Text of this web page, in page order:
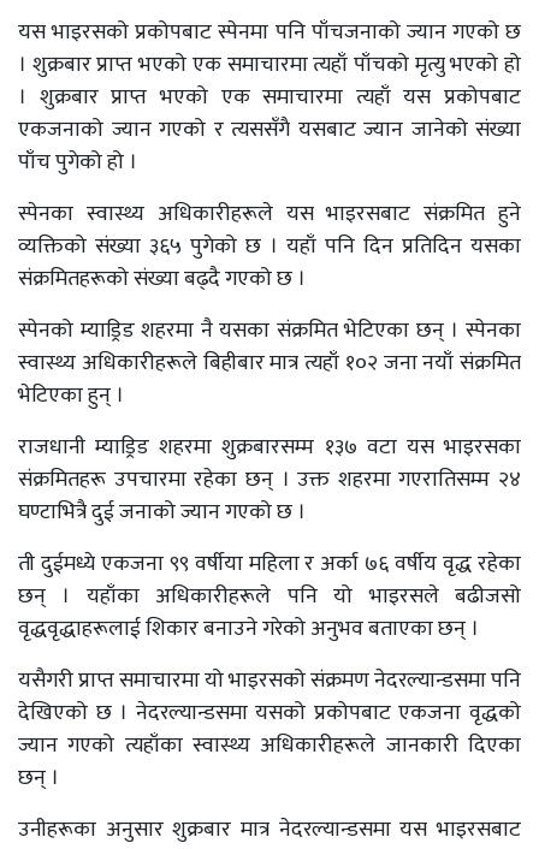
यस भाइरसको प्रकोपबाट स्पेनमा पनि पाँचजनाको ज्यान गएको छ
। शुक्रबार प्राप्त भएको एक समाचारमा त्यहाँ पाँचको मृत्यु भएको हो
। शुक्रबार प्राप्त भएको एक समाचारमा त्यहाँ यस प्रकोपबाट
एकजनाको ज्यान गएको र त्यससँगै यसबाट ज्यान जानेको संख्या
पाँच पुगेको हो ।
स्पेनका स्वास्थ्य अधिकारीहरूले यस भाइरसबाट संक्रमित हुने
व्यक्तिको संख्या ३६५ पुगेको छ । यहाँ पनि दिन प्रतिदिन यसका
संक्रमितहरूको संख्या बढ्दै गएको छ ।
स्पेनको म्याड्रिड शहरमा नै यसका संक्रमित भेटिएका छन् । स्पेनका
स्वास्थ्य अधिकारीहरूले बिहीबार मात्र त्यहाँ १०२ जना नयाँ संक्रमित
भेटिएका हुन् ।
राजधानी म्याड्रिड शहरमा शुक्रबारसम्म १३७ वटा यस भाइरसका
संक्रमितहरू उपचारमा रहेका छन् । उक्त शहरमा गएरातिसम्म २४
घण्टाभित्रै दुई जनाको ज्यान गएको छ ।
ती दुईमध्ये एकजना ९९ वर्षीया महिला र अर्का ७६ वर्षीय वृद्ध रहेका
छन् । यहाँका अधिकारीहरूले पनि यो भाइरसले बढीजसो
वृद्धवृद्धाहरूलाई शिकार बनाउने गरेको अनुभव बताएका छन् ।
यसैगरी प्राप्त समाचारमा यो भाइरसको संक्रमण नेदरल्यान्डसमा पनि
देखिएको छ । नेदरल्यान्डसमा यसको प्रकोपबाट एकजना वृद्धको
ज्यान गएको त्यहाँका स्वास्थ्य अधिकारीहरूले जानकारी दिएका
छन् ।
उनीहरूका अनुसार शुक्रबार मात्र नेदरल्यान्डसमा यस भाइरसबाट